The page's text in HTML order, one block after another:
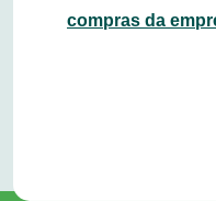
compras da